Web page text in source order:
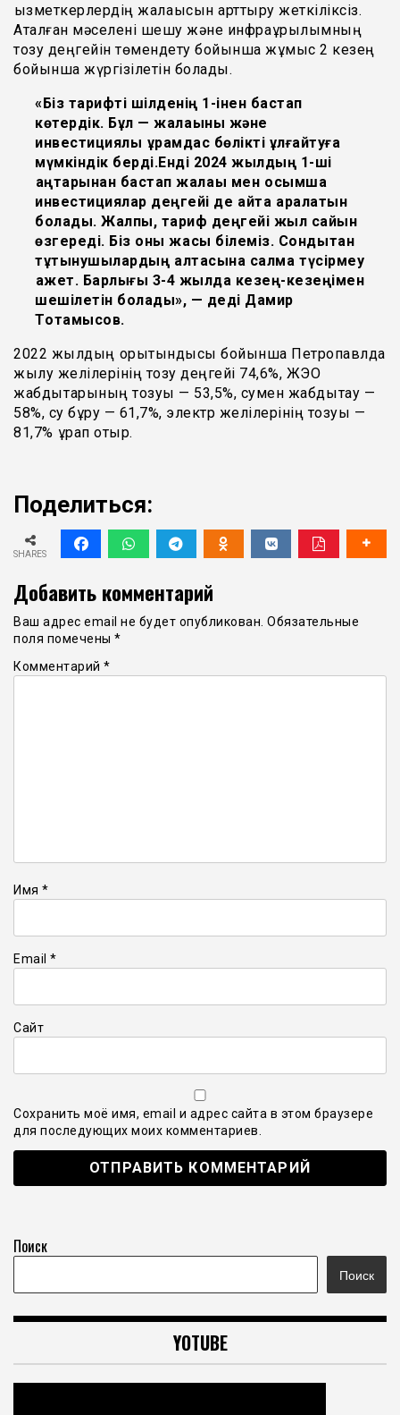
қызметкерлердің жалақысын арттыру жеткіліксіз.
Аталған мәселені шешу және инфрақұрылымның
тозу деңгейін төмендету бойынша жұмыс 2 кезең
бойынша жүргізілетін болады.
«Біз тарифті шілденің 1-інен бастап
көтердік. Бұл — жалақыны және
инвестициялық құрамдас бөлікті ұлғайтуға
мүмкіндік берді.Енді 2024 жылдың 1-ші
қаңтарынан бастап жалақы мен қосымша
инвестициялар деңгейі де қайта қаралатын
болады. Жалпы, тариф деңгейі жыл сайын
өзгереді. Біз оны жақсы білеміз. Сондықтан
тұтынушылардың қалтасына салмақ түсірмеу
қажет. Барлығы 3-4 жылда кезең-кезеңімен
шешілетін болады», — деді Дамир
Тоқтамысов.
2022 жылдың қорытындысы бойынша Петропавлда
жылу желілерінің тозу деңгейі 74,6%, ЖЭО
жабдықтарының тозуы — 53,5%, сумен жабдықтау —
58%, су бұру — 61,7%, электр желілерінің тозуы —
81,7% құрап отыр.
Поделиться:
SHARES
Добавить комментарий
Ваш адрес email не будет опубликован. Обязательные
поля помечены *
Комментарий *
Имя *
Email *
Сайт
Сохранить моё имя, email и адрес сайта в этом браузере
для последующих моих комментариев.
Поиск
Поиск
YOTUBE